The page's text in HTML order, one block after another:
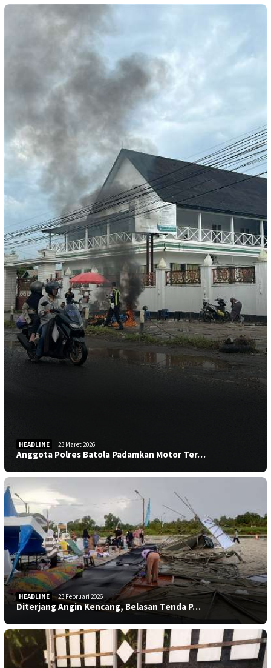
HEADLINE 23 Maret 2026
Anggota Polres Batola Padamkan Motor Ter…
HEADLINE 23 Februari 2026
Diterjang Angin Kencang, Belasan Tenda P…